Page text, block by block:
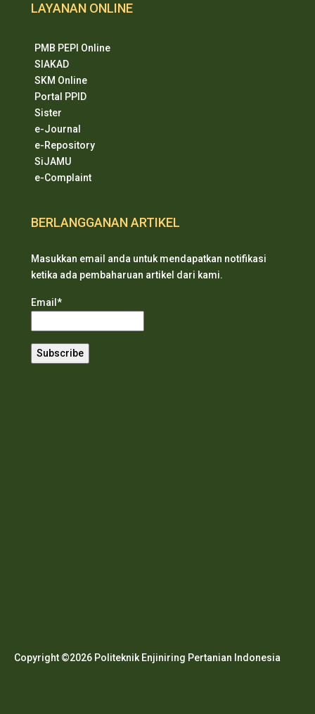
LAYANAN ONLINE
PMB PEPI Online
SIAKAD
SKM Online
Portal PPID
Sister
e-Journal
e-Repository
SiJAMU
e-Complaint
BERLANGGANAN ARTIKEL
Masukkan email anda untuk mendapatkan notifikasi
ketika ada pembaharuan artikel dari kami.
Email*
Copyright ©2026 Politeknik Enjiniring Pertanian Indonesia